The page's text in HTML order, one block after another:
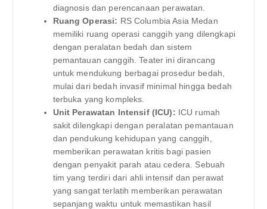
diagnosis dan perencanaan perawatan.
Ruang Operasi: RS Columbia Asia Medan
memiliki ruang operasi canggih yang dilengkapi
dengan peralatan bedah dan sistem
pemantauan canggih. Teater ini dirancang
untuk mendukung berbagai prosedur bedah,
mulai dari bedah invasif minimal hingga bedah
terbuka yang kompleks.
Unit Perawatan Intensif (ICU): ICU rumah
sakit dilengkapi dengan peralatan pemantauan
dan pendukung kehidupan yang canggih,
memberikan perawatan kritis bagi pasien
dengan penyakit parah atau cedera. Sebuah
tim yang terdiri dari ahli intensif dan perawat
yang sangat terlatih memberikan perawatan
sepanjang waktu untuk memastikan hasil